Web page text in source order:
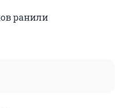
ранили